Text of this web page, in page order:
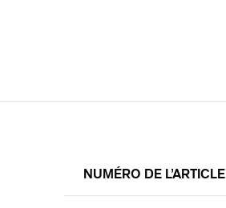
NUMÉRO DE L’ARTICLE